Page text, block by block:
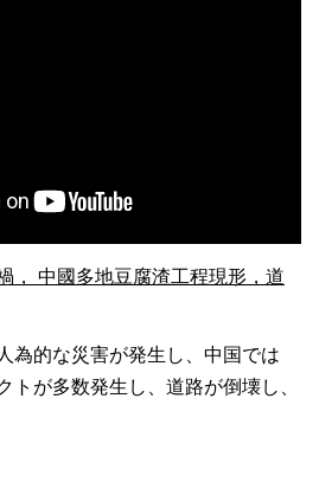
， 中國多地豆腐渣工程現形，道
為的な災害が発生し、中国では
トが多数発生し、道路が倒壊し、